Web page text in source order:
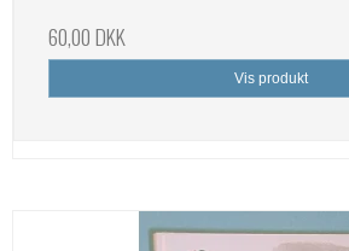
60,00 DKK
Vis produkt